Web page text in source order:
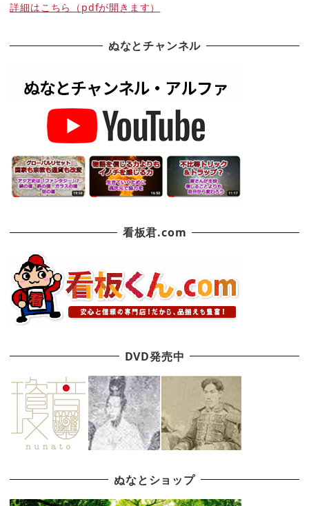
詳細はこちら（pdfが開きます）
ぬなとチャンネル
看板君.com
DVD発売中
ぬなとショップ